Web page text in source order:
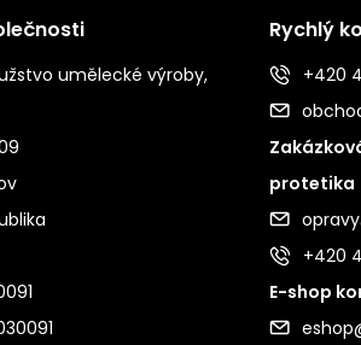
umělecké výroby,
Rychlý
+420
protetika
+420
E-shop